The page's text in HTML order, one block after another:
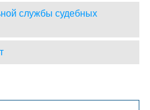
службы судебных